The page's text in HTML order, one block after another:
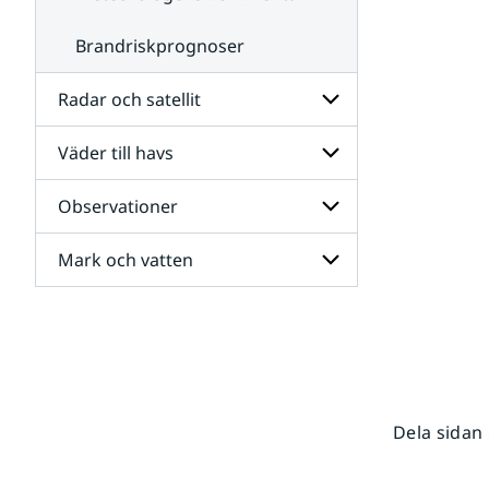
Brandriskprognoser
Radar och satellit
Undersidor
för
Radar
och
satellit
Väder till havs
Undersidor
för
Väder
till
havs
Observationer
Undersidor
för
Mark och vatten
Dela sidan